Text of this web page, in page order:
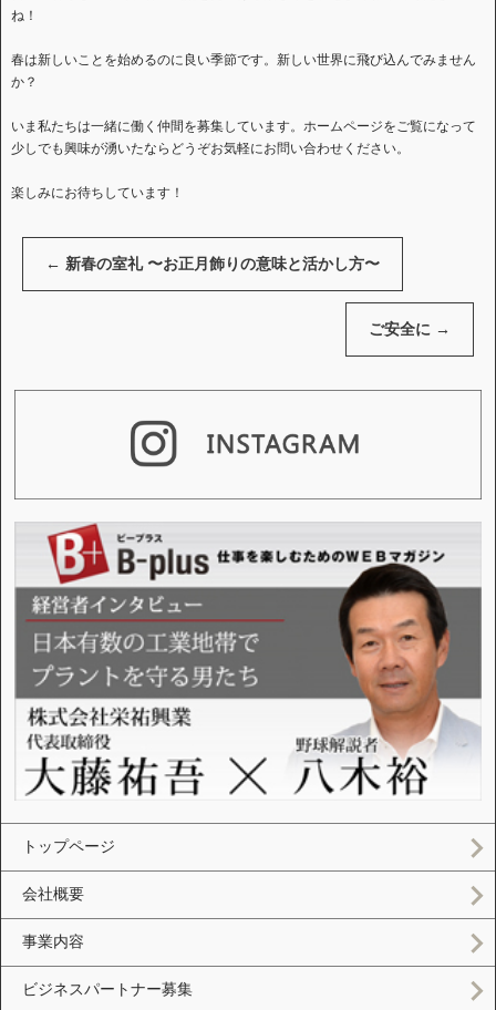
ね！
春は新しいことを始めるのに良い季節です。新しい世界に飛び込んでみません
か？
いま私たちは一緒に働く仲間を募集しています。ホームページをご覧になって
少しでも興味が湧いたならどうぞお気軽にお問い合わせください。
楽しみにお待ちしています！
← 新春の室礼 〜お正月飾りの意味と活かし方〜
ご安全に →
トップページ
会社概要
事業内容
ビジネスパートナー募集